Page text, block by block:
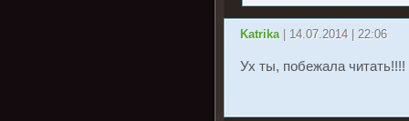
Katrika | 14.07.2014 | 22:06
Ух ты, побежала